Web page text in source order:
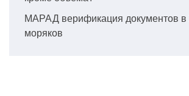
МАРАД верификация документов в
моряков